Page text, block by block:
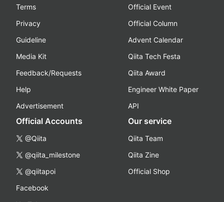
Terms
Privacy
Guideline
Media Kit
Feedback/Requests
Help
Advertisement
Official Event
Official Column
Advent Calendar
Qiita Tech Festa
Qiita Award
Engineer White Paper
API
Official Accounts
@Qiita
@qiita_milestone
@qiitapoi
Facebook
Our service
Qiita Team
Qiita Zine
Official Shop